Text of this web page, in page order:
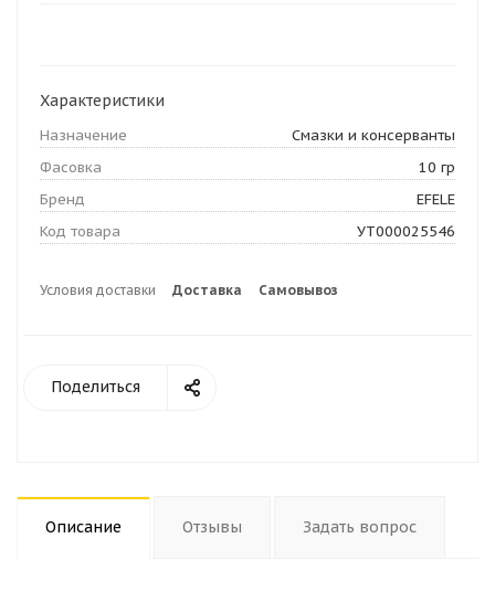
Характеристики
Назначение
Смазки и консерванты
Фасовка
10 гр
Бренд
EFELE
Код товара
УТ000025546
Условия доставки Доставка Самовывоз
Поделиться
Описание Отзывы Задать вопрос